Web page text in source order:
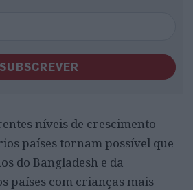
SUBSCREVER
níveis de crescimento
países tornam possível que
do Bangladesh e da
países com crianças mais